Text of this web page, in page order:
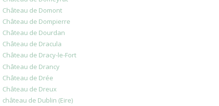
Château de Domont
Château de Dompierre
Château de Dourdan
Château de Dracula
Château de Dracy-le-Fort
Château de Drancy
Château de Drée
Château de Dreux
château de Dublin (Eire)